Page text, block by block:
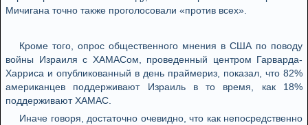
Мичигана точно также проголосовали «против всех».
Кроме того, опрос общественного мнения в США по поводу
войны Израиля с ХАМАСом, проведенный центром Гарварда-
Харриса и опубликованный в день праймериз, показал, что 82%
американцев поддерживают Израиль в то время, как 18%
поддерживают ХАМАС.
Иначе говоря, достаточно очевидно, что как непосредственно